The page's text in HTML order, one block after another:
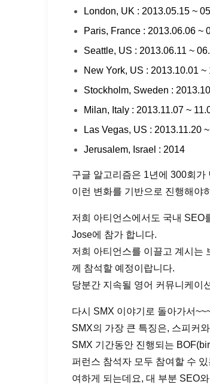
London, UK : 2013.05.15 ~
Paris, France : 2013.06.06 ~
Seattle, US : 2013.06.11 ~
New York, US : 2013.10.01 ~
Stockholm, Sweden :
Milan, Italy : 2013.11.07 ~
Las Vegas, US : 2013.11.20
Jerusalem, Israel : 2014
구글 알고리즘은 1년에 300회
이런 변화를 기반으로 진행해야
저희 아티언스에서도 국내 SEO
Jose에 참가 합니다.
저희 아티언스를 이끌고 계시는
께 참석할 예정이랍니다.
당분간 지속될 영어 커뮤니케이
다시 SMX 이야기로 돌아가서
SMX의 가장 큰 특징은, 스피커
SMX 기간동안 진행되는
퍼런스 참석자 모두 참여할 수
여하게 되는데요, 대 부분 SEO